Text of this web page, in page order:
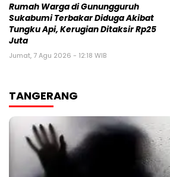
‎Rumah Warga di Gunungguruh
Sukabumi Terbakar Diduga Akibat
Tungku Api, Kerugian Ditaksir Rp25
Juta
Jumat, 7 Agu 2026 - 12:18 WIB
TANGERANG